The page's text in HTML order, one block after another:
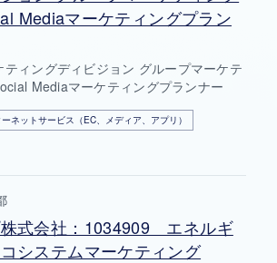
Mediaマーケティングプラン
ィングディビジョン グループマーケテ
Mediaマーケティングプランナー
ネットサービス（EC、メディア、アプリ）
式会社：1034909 エネルギ
システムマーケティング